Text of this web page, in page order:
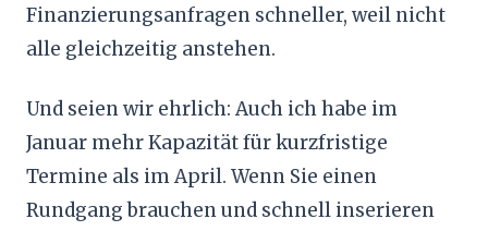
Finanzierungsanfragen schneller, weil nicht
alle gleichzeitig anstehen.
Und seien wir ehrlich: Auch ich habe im
Januar mehr Kapazität für kurzfristige
Termine als im April. Wenn Sie einen
Rundgang brauchen und schnell inserieren